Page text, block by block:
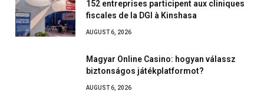
152 entreprises participent aux cliniques
fiscales de la DGI à Kinshasa
AUGUST 6, 2026
Magyar Online Casino: hogyan válassz
biztonságos játékplatformot?
AUGUST 6, 2026